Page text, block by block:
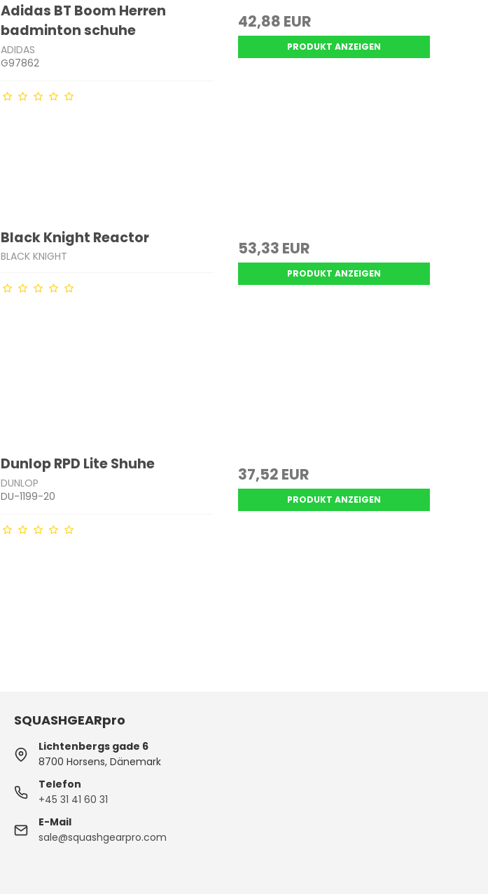
Adidas BT Boom Herren
badminton schuhe
ADIDAS
G97862
42,88 EUR
PRODUKT ANZEIGEN
Black Knight Reactor
BLACK KNIGHT 53,33 EUR
PRODUKT ANZEIGEN
Dunlop RPD Lite Shuhe
DUNLOP
DU-1199-20
37,52 EUR
PRODUKT ANZEIGEN
SQUASHGEARpro
Lichtenbergs gade 6
8700 Horsens, Dänemark
Telefon
+45 31 41 60 31
E-Mail
sale@squashgearpro.com